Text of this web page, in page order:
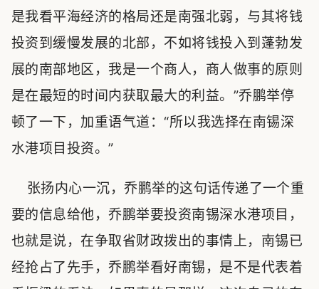
是我看平海经济的格局还是南强北弱，与其将钱
投资到缓慢发展的北部，不如将钱投入到蓬勃发
展的南部地区，我是一个商人，商人做事的原则
是在最短的时间内获取最大的利益。”乔鹏举停
顿了一下，加重语气道：“所以我选择在南锡深
水港项目投资。”
张扬内心一沉，乔鹏举的这句话传递了一个重
要的信息给他，乔鹏举要投资南锡深水港项目，
也就是说，在争取省财政拨出的事情上，南锡已
经抢占了先手，乔鹏举看好南锡，是不是代表着